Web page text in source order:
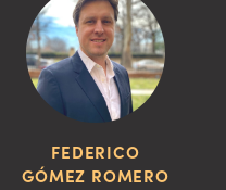
FEDERICO
GÓMEZ ROMERO